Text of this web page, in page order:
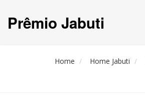
Prêmio Jabuti
Home Home Jabuti